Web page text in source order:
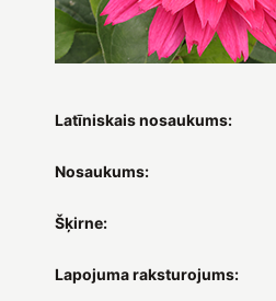
Latīniskais nosaukums:
Nosaukums:
Šķirne:
Lapojuma raksturojums: